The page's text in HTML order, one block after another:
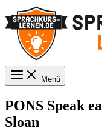
Menü
PONS Speak
Sloan